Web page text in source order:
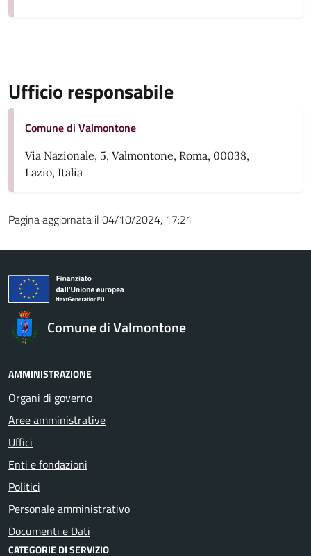
Ufficio responsabile
Comune di Valmontone
Via Nazionale, 5, Valmontone, Roma, 00038,
Lazio, Italia
Pagina aggiornata il 04/10/2024, 17:21
Comune di Valmontone
AMMINISTRAZIONE
Organi di governo
Aree amministrative
Uffici
Enti e fondazioni
Politici
Personale amministrativo
Documenti e Dati
CATEGORIE DI SERVIZIO